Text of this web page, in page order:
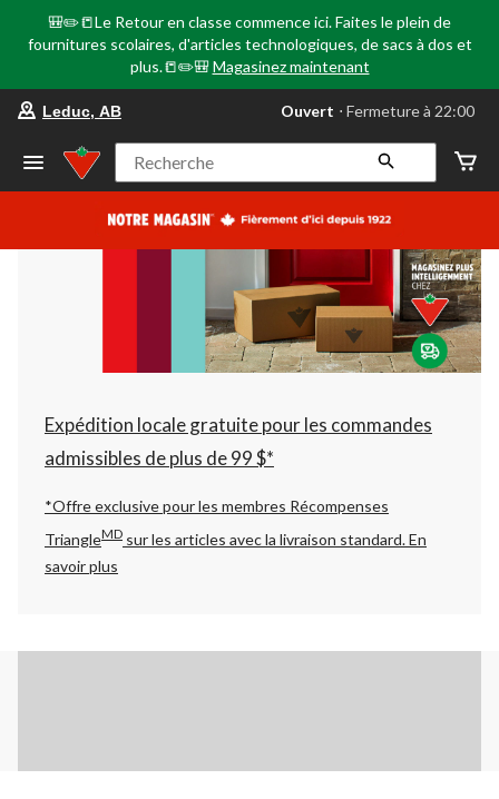
🎒✏️📒Le Retour en classe commence ici. Faites le plein de
fournitures scolaires, d'articles technologiques, de sacs à dos et
plus.📒✏️🎒 Magasinez maintenant
votre
préféré
Leduc,
AB,
courament
Fermeture
à
22:00
cliquer
pour
changer
Leduc, AB Ouvert ⋅ Fermeture à 22:00
Recherche
Expédition locale gratuite pour les commandes
admissibles de plus de 99 $*
*Offre exclusive pour les membres Récompenses
TriangleMD sur les articles avec la livraison standard.En
savoir plus